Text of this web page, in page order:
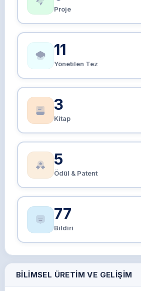
Proje
11
Yönetilen Tez
3
Kitap
5
Ödül & Patent
77
Bildiri
BILIMSEL ÜRETIM VE GELIŞIM